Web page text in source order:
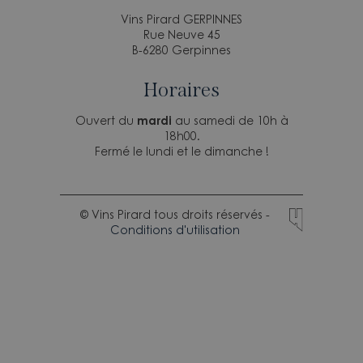
Vins Pirard GERPINNES
Rue Neuve 45
B-6280 Gerpinnes
Horaires
Ouvert du mardi au samedi de 10h à
18h00.
Fermé le lundi et le dimanche !
© Vins Pirard tous droits réservés -
Conditions d'utilisation